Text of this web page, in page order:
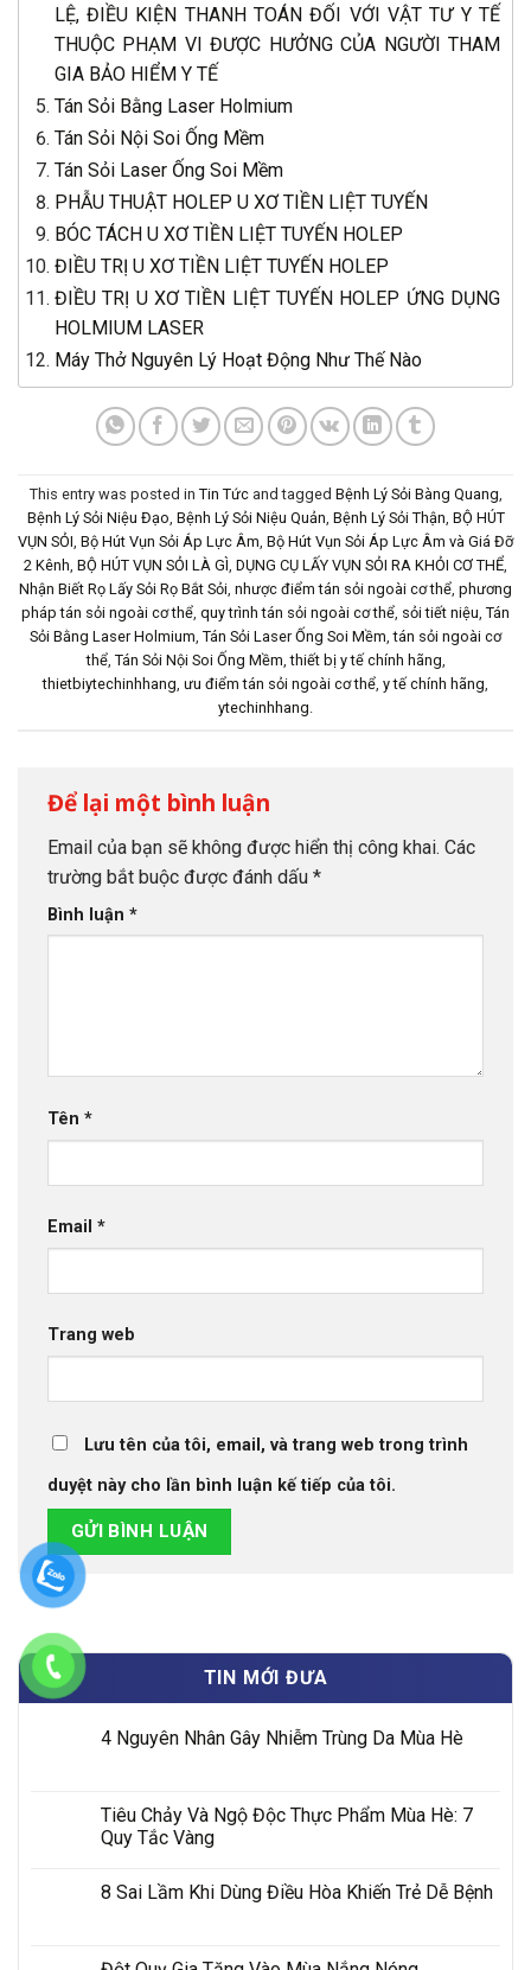
LỆ, ĐIỀU KIỆN THANH TOÁN ĐỐI VỚI VẬT TƯ Y TẾ
THUỘC PHẠM VI ĐƯỢC HƯỞNG CỦA NGƯỜI THAM
GIA BẢO HIỂM Y TẾ
Tán Sỏi Bằng Laser Holmium
Tán Sỏi Nội Soi Ống Mềm
Tán Sỏi Laser Ống Soi Mềm
PHẪU THUẬT HOLEP U XƠ TIỀN LIỆT TUYẾN
BÓC TÁCH U XƠ TIỀN LIỆT TUYẾN HOLEP
ĐIỀU TRỊ U XƠ TIỀN LIỆT TUYẾN HOLEP
ĐIỀU TRỊ U XƠ TIỀN LIỆT TUYẾN HOLEP ỨNG DỤNG
HOLMIUM LASER
Máy Thở Nguyên Lý Hoạt Động Như Thế Nào
This entry was posted in Tin Tứcand tagged Bệnh Lý Sỏi Bàng Quang,
Bệnh Lý Sỏi Niệu Đạo, Bệnh Lý Sỏi Niệu Quản, Bệnh Lý Sỏi Thận, BỘ HÚT
VỤN SỎI, Bộ Hút Vụn Sỏi Áp Lực Âm, Bộ Hút Vụn Sỏi Áp Lực Âm và Giá Đỡ
2 Kênh, BỘ HÚT VỤN SỎI LÀ GÌ, DỤNG CỤ LẤY VỤN SỎI RA KHỎI CƠ THỂ,
Nhận Biết Rọ Lấy Sỏi Rọ Bắt Sỏi, nhược điểm tán sỏi ngoài cơ thể, phương
pháp tán sỏi ngoài cơ thể, quy trình tán sỏi ngoài cơ thể, sỏi tiết niệu, Tán
Sỏi Bằng Laser Holmium, Tán Sỏi Laser Ống Soi Mềm,tán sỏi ngoài cơ
thể, Tán Sỏi Nội Soi Ống Mềm,thiết bị y tế chính hãng,
thietbiytechinhhang, ưu điểm tán sỏi ngoài cơ thể, y tế chính hãng,
ytechinhhang.
Để lại một bình luận
Email của bạn sẽ không được hiển thị công khai. Các
trường bắt buộc được đánh dấu *
Bình luận *
Tên *
Email *
Trang web
Lưu tên của tôi, email, và trang web trong trình
duyệt này cho lần bình luận kế tiếp của tôi.
TIN MỚI ĐƯA
4 Nguyên Nhân Gây Nhiễm Trùng Da Mùa Hè
Tiêu Chảy Và Ngộ Độc Thực Phẩm Mùa Hè: 7
Quy Tắc Vàng
8 Sai Lầm Khi Dùng Điều Hòa Khiến Trẻ Dễ Bệnh